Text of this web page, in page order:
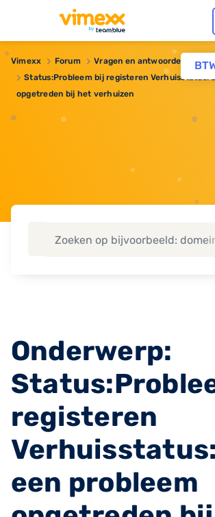
Vimexx Forum Vragen en antwoorden
Status:Probleem bij registeren Verhuisstatus:
opgetreden bij het verhuizen
Onderwerp:
registeren
een probleem